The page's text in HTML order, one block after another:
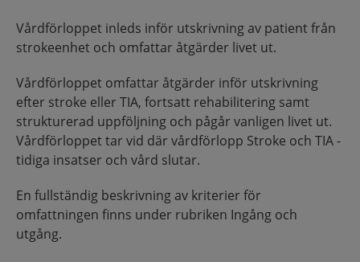
Vårdförloppet inleds inför utskrivning av patient från
strokeenhet och omfattar åtgärder livet ut.
Vårdförloppet omfattar åtgärder inför utskrivning
efter stroke eller TIA, fortsatt rehabilitering samt
strukturerad uppföljning och pågår vanligen livet ut.
Vårdförloppet tar vid där vårdförlopp Stroke och TIA -
tidiga insatser och vård slutar.
En fullständig beskrivning av kriterier för
omfattningen finns under rubriken Ingång och
utgång.